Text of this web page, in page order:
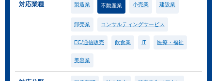
対応業種 製造業 不動産業 小売業 建設業
卸売業 コンサルティングサービス
EC/通信販売 飲食業 IT 医療・福祉
美容業